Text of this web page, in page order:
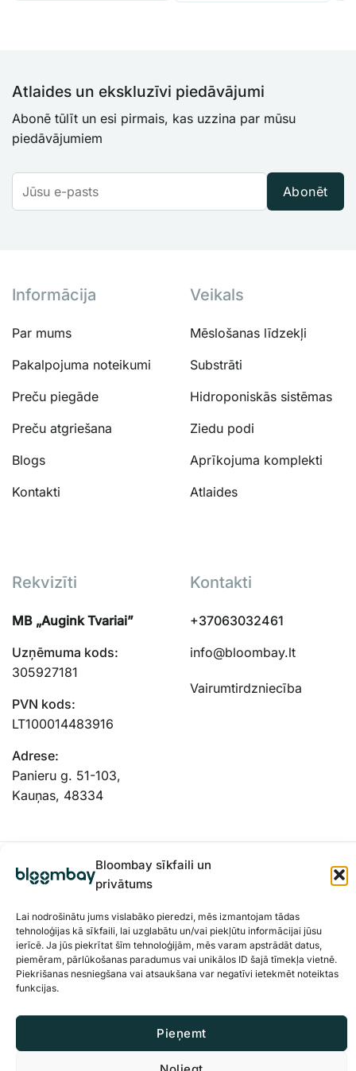
Bloombay sīkfaili un
privātums
Lai nodrošinātu jums vislabāko pieredzi, mēs izmantojam tādas
tehnoloģijas kā sīkfaili, lai uzglabātu un/vai piekļūtu informācijai jūsu
ierīcē. Ja jūs piekrītat šīm tehnoloģijām, mēs varam apstrādāt datus,
piemēram, pārlūkošanas paradumus vai unikālos ID šajā tīmekļa vietnē.
Piekrišanas nesniegšana vai atsaukšana var negatīvi ietekmēt noteiktas
funkcijas.
Pieņemt
Atlaides un ekskluzīvi piedāvājumi
Abonē tūlīt un esi pirmais, kas uzzina par mūsu
piedāvājumiem
Abonēt
Informācija
Par mums
Pakalpojuma noteikumi
Preču piegāde
Preču atgriešana
Blogs
Kontakti
Veikals
Mēslošanas līdzekļi
Substrāti
Hidroponiskās sistēmas
Ziedu podi
Aprīkojuma komplekti
Atlaides
Rekvizīti
MB „Augink Tvariai”
Uzņēmuma kods:
305927181
PVN kods:
LT100014483916
Adrese:
Panieru g. 51-103,
Kauņas, 48334
Kontakti
+37063032461
info@bloombay.lt
Vairumtirdzniecība
Privātuma politika Sīkdatnes